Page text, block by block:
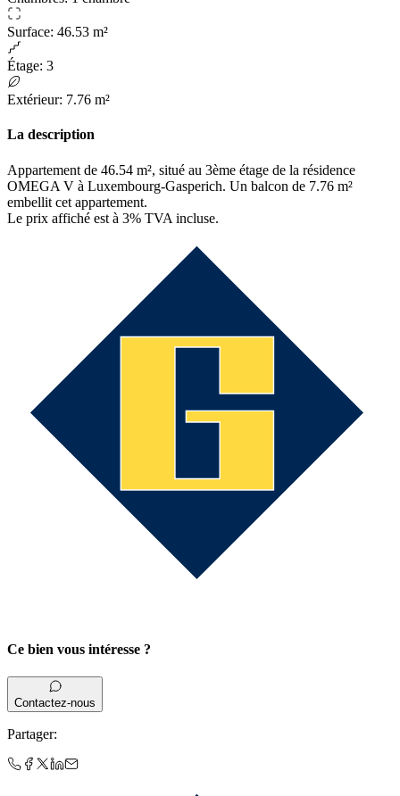
Surface: 46.53 m²
Étage: 3
Extérieur: 7.76 m²
La description
Appartement de 46.54 m², situé au 3ème étage de la résidence
OMEGA V à Luxembourg-Gasperich. Un balcon de 7.76 m²
embellit cet appartement.
Le prix affiché est à 3% TVA incluse.
Ce bien vous intéresse ?
Contactez-nous
Partager: